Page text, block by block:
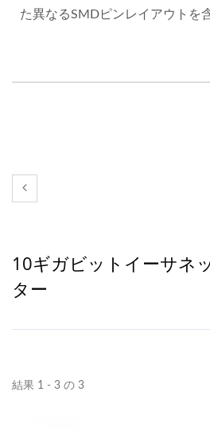
た異なるSMDピンレイアウトを
10ギガビットイーサネ
ター
結果 1 - 3 の 3